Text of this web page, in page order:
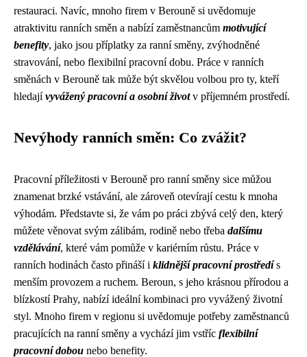
restauraci. Navíc, mnoho firem v Berouně si uvědomuje
atraktivitu ranních směn a nabízí zaměstnancům motivující
benefity, jako jsou příplatky za ranní směny, zvýhodněné
stravování, nebo flexibilní pracovní dobu. Práce v ranních
směnách v Berouně tak může být skvělou volbou pro ty, kteří
hledajívyvážený pracovní a osobní životv příjemném prostředí.
Nevýhody ranních směn: Co zvážit?
Pracovní příležitosti v Berouně pro ranní směny sice můžou
znamenat brzké vstávání, ale zároveň otevírají cestu k mnoha
výhodám. Představte si, že vám po práci zbývá celý den, který
můžete věnovat svým zálibám, rodině nebo třeba dalšímu
vzdělávání, které vám pomůže v kariérním růstu. Práce v
ranních hodinách často přináší i klidnější pracovní prostředís
menším provozem a ruchem. Beroun, s jeho krásnou přírodou a
blízkostí Prahy, nabízí ideální kombinaci pro vyvážený životní
styl. Mnoho firem v regionu si uvědomuje potřeby zaměstnanců
pracujících na ranní směny a vychází jim vstříc flexibilní
pracovní dobou nebo benefity.